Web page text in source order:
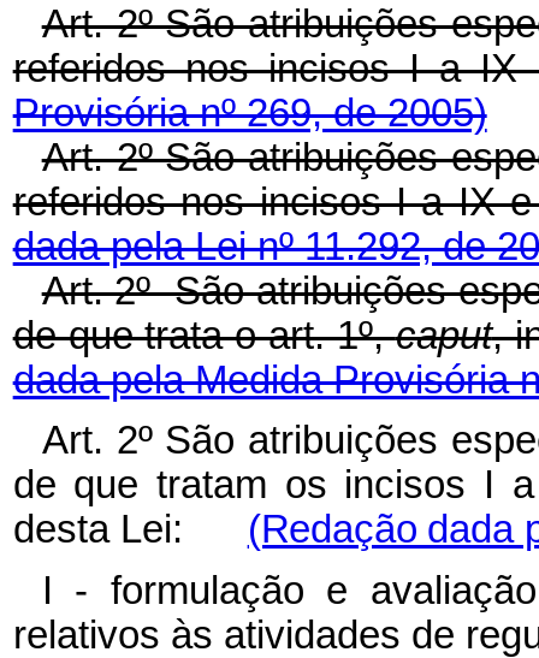
Art. 2º São atribuições
referidos nos incisos I a
Provisória nº 269, de 2005)
Art. 2º São atribuições
referidos nos incisos I a IX
dada pela Lei nº 11.292, de
Art. 2º São atribuições
de que trata o art. 1º,caput,
dada pela Medida Provisória
Art. 2º São atribuições
de que tratam os incisos I
desta Lei: (Redação dada
I - formulação e
relativos às atividades de